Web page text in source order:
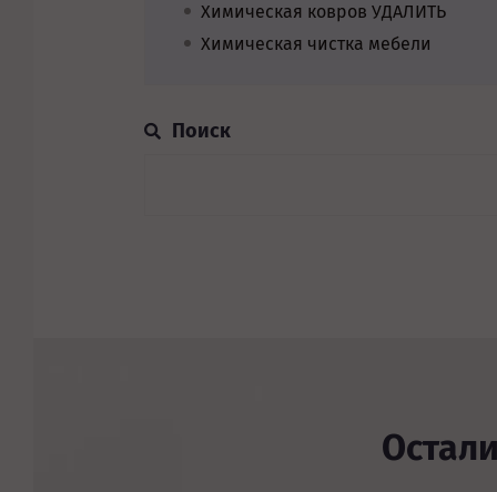
Химическая ковров УДАЛИТЬ
Химическая чистка мебели